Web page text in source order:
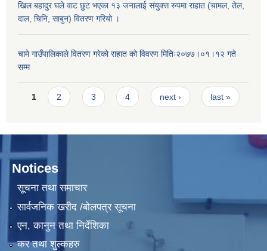
खिल बहादुर घले वाट छुट भएका १३ जनालाई संयुक्त्त रुपमा राहात (चामल, तेल,
दाल, चिनि, साबुन) वितरण गरियो ।
चामे गाउँपालिकाले वितरण गरेको राहात को विवरण मितिः२०७७।०१।१२ गते
सम्म
Pages
1 2 3 4 next › last »
Notices
सूचना तथा समाचार
सार्वजनिक खरीद /बोलपत्र सूचना
एन, कानुन तथा निर्देशिका
कर तथा शुल्कहरु